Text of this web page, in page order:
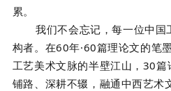
累。
我们不会忘记，每一位中
构者。在60年·60篇理论文的笔
工艺美术文脉的半壁江山， 30篇
铺路、深耕不辍，融通中西艺术